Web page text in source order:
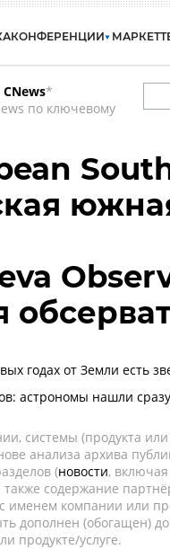
КОНФЕРЕНЦИИ МАРКЕТ
*
по ключевому
годах от Земли есть
астрономы нашли
системы (продукта или
анализа архива
(новости,
содержание
именем компании или
дополнен (обогащен)
продукте/услуге.